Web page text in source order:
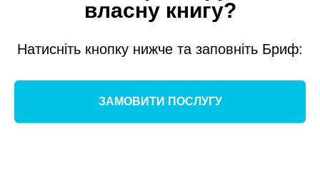
власну книгу?
Натисніть кнопку нижче та заповніть Бриф:
ЗАМОВИТИ ПОСЛУГУ